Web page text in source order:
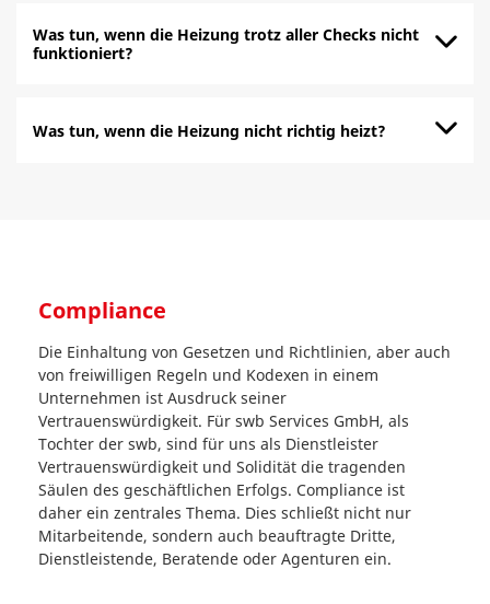
Was tun, wenn die Heizung trotz aller Checks nicht
funktioniert?
Was tun, wenn die Heizung nicht richtig heizt?
Compliance
Die Einhaltung von Gesetzen und Richtlinien, aber auch
von freiwilligen Regeln und Kodexen in einem
Unternehmen ist Ausdruck seiner
Vertrauenswürdigkeit. Für swb Services GmbH, als
Tochter der swb, sind für uns als Dienstleister
Vertrauenswürdigkeit und Solidität die tragenden
Säulen des geschäftlichen Erfolgs. Compliance ist
daher ein zentrales Thema. Dies schließt nicht nur
Mitarbeitende, sondern auch beauftragte Dritte,
Dienstleistende, Beratende oder Agenturen ein.